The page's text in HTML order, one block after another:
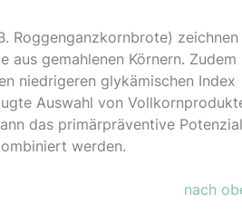
Roggenganzkornbrote) zeichnen
aus gemahlenen Körnern. Zudem
niedrigeren glykämischen Index
Auswahl von
das primärpräventive Potenzial
werden.
nach